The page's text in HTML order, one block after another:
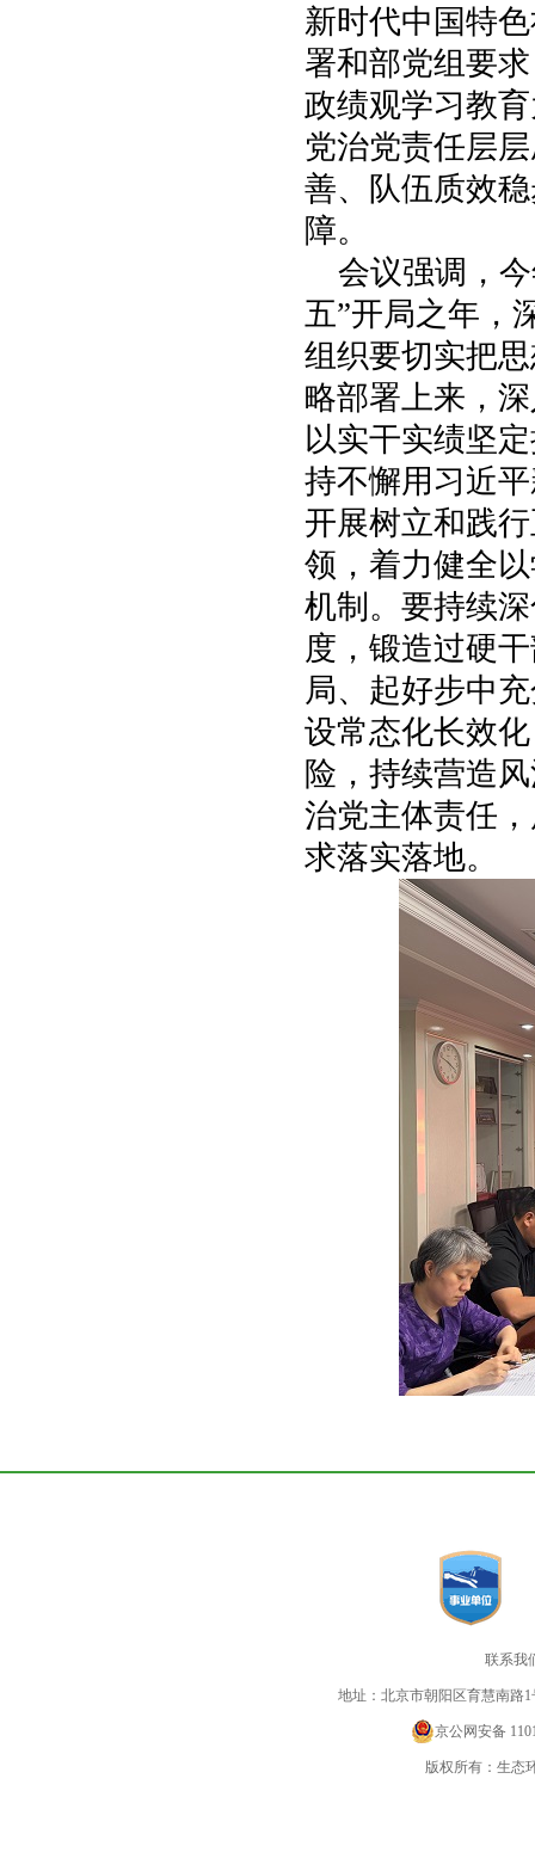
新时代中国特
署和部党组要
政绩观学习教
党治党责任层
善、队伍质效
障。
会议强调，
五”开局之年，
组织要切实把
略部署上来，
以实干实绩坚
持不懈用习近
开展树立和践
领，着力健全
机制。要持续
度，锻造过硬
局、起好步中
设常态化长效
险，持续营造
治党主体责任
求落实落地。
联系我
地址：北京市朝阳区育慧南路1
京公网安备
版权所有：生态